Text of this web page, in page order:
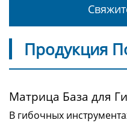
Продукция
Матрица База для
В гибочных